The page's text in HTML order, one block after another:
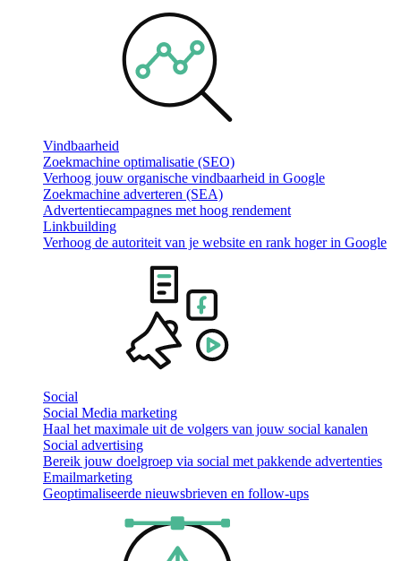
Vindbaarheid
Zoekmachine optimalisatie (SEO)
Verhoog jouw organische vindbaarheid in Google
Zoekmachine adverteren (SEA)
Advertentiecampagnes met hoog rendement
Linkbuilding
Verhoog de autoriteit van je website en rank hoger in Google
Social
Social Media marketing
Haal het maximale uit de volgers van jouw social kanalen
Social advertising
Bereik jouw doelgroep via social met pakkende advertenties
Emailmarketing
Geoptimaliseerde nieuwsbrieven en follow-ups